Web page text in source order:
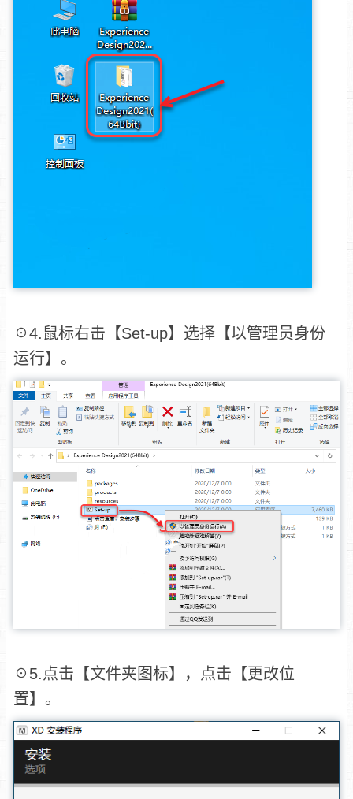
☉4.鼠标右击【Set-up】选择【以管理员身份
运行】。
☉5.点击【文件夹图标】，点击【更改位
置】。